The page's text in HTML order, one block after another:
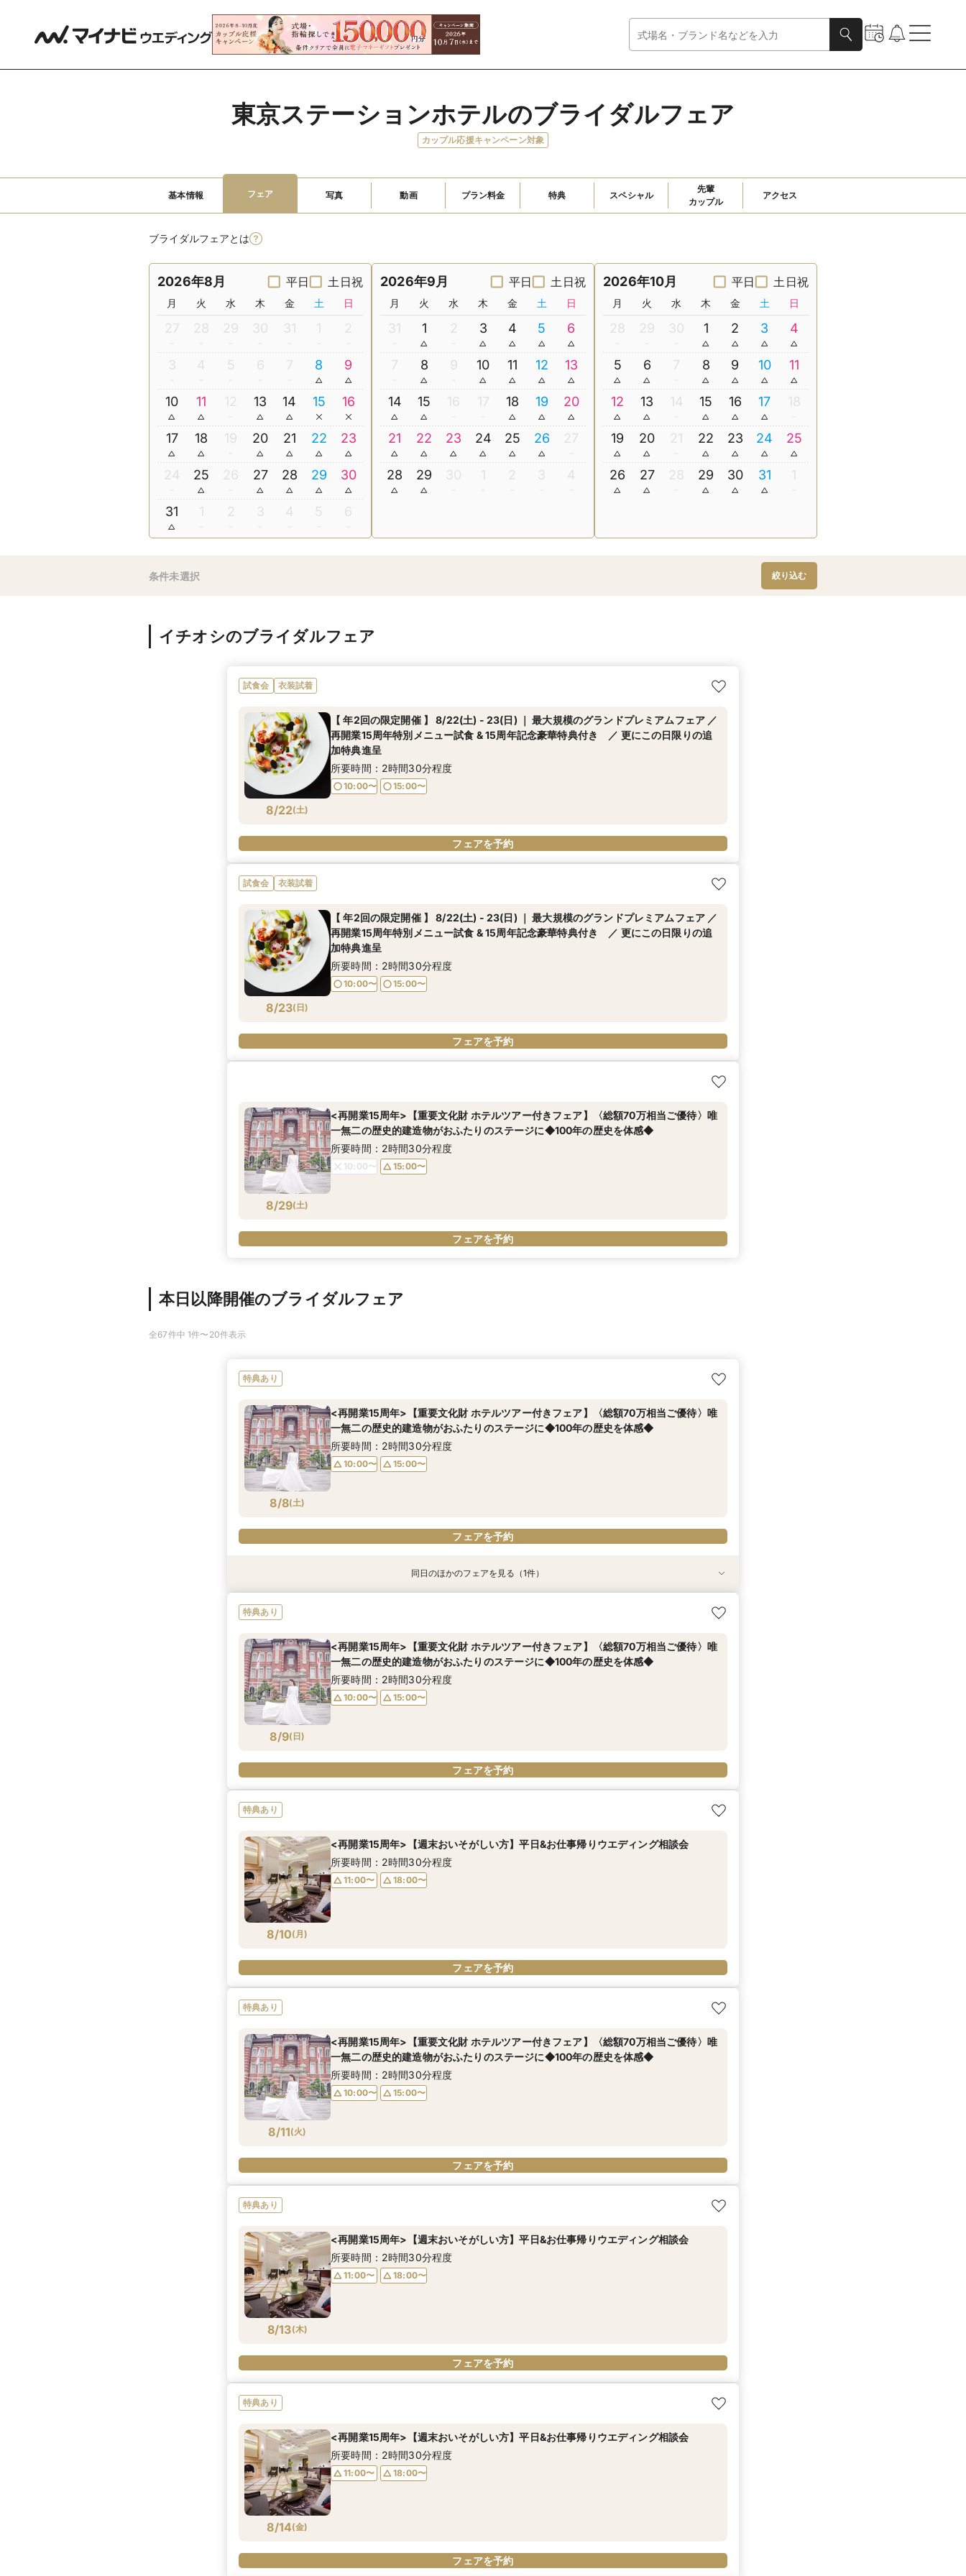
東京ステーションホテルのブライダルフェア
カップル応援キャンペーン対象
基本情報 フェア 写真 動画 プラン料金 特典 スペシャル
先輩
カップル
アクセス
ブライダルフェアとは
2026年8月 平日 土日祝
月 火 水 木 金 土 日
27 28 29 30 31 1 2
3 4 5 6 7 8 9
10 11 12 13 14 15 16
17 18 19 20 21 22 23
24 25 26 27 28 29 30
31 1 2 3 4 5 6
2026年9月 平日 土日祝
月 火 水 木 金 土 日
31 1 2 3 4 5 6
7 8 9 10 11 12 13
14 15 16 17 18 19 20
21 22 23 24 25 26 27
28 29 30 1 2 3 4
2026年10月 平日 土日祝
月 火 水 木 金 土 日
28 29 30 1 2 3 4
5 6 7 8 9 10 11
12 13 14 15 16 17 18
19 20 21 22 23 24 25
26 27 28 29 30 31 1
条件未選択 絞り込む
イチオシのブライダルフェア
試食会 衣装試着
8/22(土)
【 年2回の限定開催 】 8/22(土) - 23(日) ｜ 最大規模のグランドプレミアムフェア ／
再開業15周年特別メニュー試食 & 15周年記念豪華特典付き ／ 更にこの日限りの追
加特典進呈
所要時間：2時間30分程度
10:00〜 15:00〜
フェアを予約
試食会 衣装試着
8/23( 日)
【 年2回の限定開催 】 8/22(土) - 23(日) ｜ 最大規模のグランドプレミアムフェア ／
再開業15周年特別メニュー試食 & 15周年記念豪華特典付き ／ 更にこの日限りの追
加特典進呈
所要時間：2時間30分程度
10:00〜 15:00〜
フェアを予約
8/29(土)
<再開業15周年>【重要文化財 ホテルツアー付きフェア】〈総額70万相当ご優待〉唯
一無二の歴史的建造物がおふたりのステージに◆100年の歴史を体感◆
所要時間：2時間30分程度
10:00〜 15:00〜
フェアを予約
本日以降開催のブライダルフェア
全67件中 1件〜20件表示
特典あり
8/8(土)
<再開業15周年>【重要文化財 ホテルツアー付きフェア】〈総額70万相当ご優待〉唯
一無二の歴史的建造物がおふたりのステージに◆100年の歴史を体感◆
所要時間：2時間30分程度
10:00〜 15:00〜
フェアを予約
8/8 土)
<再開業15周年>【コーディネート会場見学でイメージ作りの第一歩】〈総額70万相
所要時間：2時間30分程度
10:00〜 15:00〜
同日のほかのフェアを見る（1件）
特典あり
8/9( 日)
<再開業15周年>【重要文化財 ホテルツアー付きフェア】〈総額70万相当ご優待〉唯
一無二の歴史的建造物がおふたりのステージに◆100年の歴史を体感◆
所要時間：2時間30分程度
10:00〜 15:00〜
フェアを予約
特典あり
8/10( 月)
<再開業15周年>【週末おいそがしい方】平日&お仕事帰りウエディング相談会
所要時間：2時間30分程度
11:00〜 18:00〜
フェアを予約
特典あり
8/11(火)
<再開業15周年>【重要文化財 ホテルツアー付きフェア】〈総額70万相当ご優待〉唯
一無二の歴史的建造物がおふたりのステージに◆100年の歴史を体感◆
所要時間：2時間30分程度
10:00〜 15:00〜
フェアを予約
特典あり
8/13(木)
<再開業15周年>【週末おいそがしい方】平日&お仕事帰りウエディング相談会
所要時間：2時間30分程度
11:00〜 18:00〜
フェアを予約
特典あり
8/14(金)
<再開業15周年>【週末おいそがしい方】平日&お仕事帰りウエディング相談会
所要時間：2時間30分程度
11:00〜 18:00〜
フェアを予約